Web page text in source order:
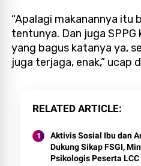
“Apalagi makanannya itu
tentunya. Dan juga
yang bagus katanya ya,
juga terjaga, enak,” ucap
RELATED ARTICLE
Aktivis Sosial Ibu dan
Dukung Sikap FSGI,
Psikologis Peserta